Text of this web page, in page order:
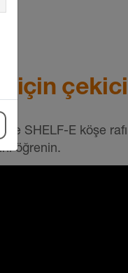
için
SHELF-E köşe
öğrenin.